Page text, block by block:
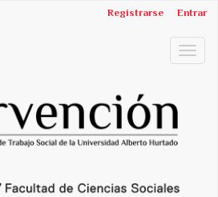
Registrarse Entrar